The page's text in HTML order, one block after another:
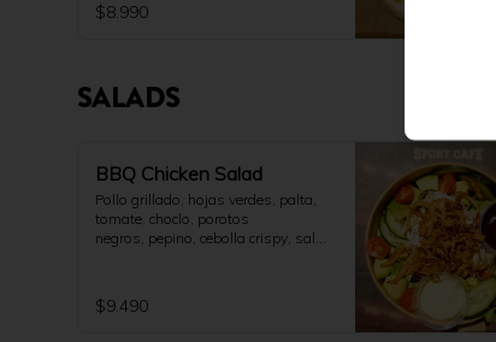
$8.990
SALADS
BBQ Chicken Salad
Pollo grillado, hojas verdes, palta,
tomate, choclo, porotos
negros, pepino, cebolla crispy, salsa
$9.490